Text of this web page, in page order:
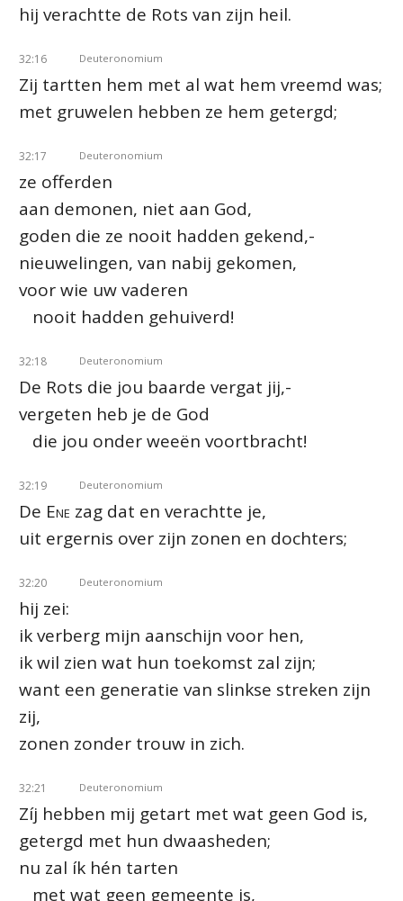
hij verachtte de Rots van zijn heil.
32:16 Deuteronomium
Zij tartten hem met al wat hem vreemd was;
met gruwelen hebben ze hem getergd;
32:17 Deuteronomium
ze offerden
aan demonen, niet aan God,
goden die ze nooit hadden gekend,-
nieuwelingen, van nabij gekomen,
voor wie uw vaderen
nooit hadden gehuiverd!
32:18 Deuteronomium
De Rots die jou baarde vergat jij,-
vergeten heb je de God
die jou onder weeën voortbracht!
32:19 Deuteronomium
De Ene zag dat en verachtte je,
uit ergernis over zijn zonen en dochters;
32:20 Deuteronomium
hij zei:
ik verberg mijn aanschijn voor hen,
ik wil zien wat hun toekomst zal zijn;
want een generatie van slinkse streken zijn
zij,
zonen zonder trouw in zich.
32:21 Deuteronomium
Zíj hebben mij getart met wat geen God is,
getergd met hun dwaasheden;
nu zal ík hén tarten
met wat geen gemeente is,